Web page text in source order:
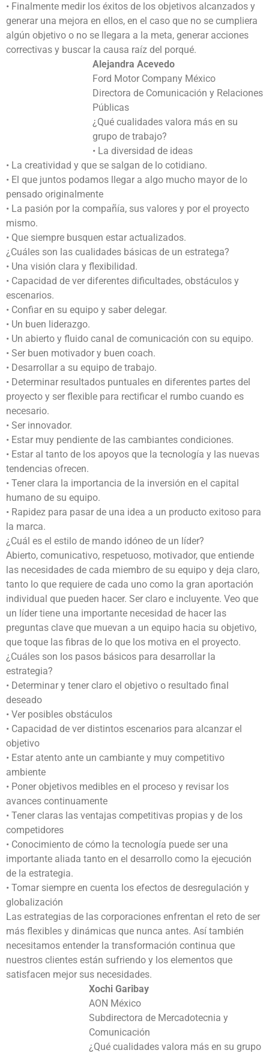
• Finalmente medir los éxitos de los objetivos alcanzados y
generar una mejora en ellos, en el caso que no se cumpliera
algún objetivo o no se llegara a la meta, generar acciones
correctivas y buscar la causa raíz del porqué.
Alejandra Acevedo
Ford Motor Company México
Directora de Comunicación y Relaciones
Públicas
¿Qué cualidades valora más en su
grupo de trabajo?
• La diversidad de ideas
• La creatividad y que se salgan de lo cotidiano.
• El que juntos podamos llegar a algo mucho mayor de lo
pensado originalmente
• La pasión por la compañía, sus valores y por el proyecto
mismo.
• Que siempre busquen estar actualizados.
¿Cuáles son las cualidades básicas de un estratega?
• Una visión clara y flexibilidad.
• Capacidad de ver diferentes dificultades, obstáculos y
escenarios.
• Confiar en su equipo y saber delegar.
• Un buen liderazgo.
• Un abierto y fluido canal de comunicación con su equipo.
• Ser buen motivador y buen coach.
• Desarrollar a su equipo de trabajo.
• Determinar resultados puntuales en diferentes partes del
proyecto y ser flexible para rectificar el rumbo cuando es
necesario.
• Ser innovador.
• Estar muy pendiente de las cambiantes condiciones.
• Estar al tanto de los apoyos que la tecnología y las nuevas
tendencias ofrecen.
• Tener clara la importancia de la inversión en el capital
humano de su equipo.
• Rapidez para pasar de una idea a un producto exitoso para
la marca.
¿Cuál es el estilo de mando idóneo de un líder?
Abierto, comunicativo, respetuoso, motivador, que entiende
las necesidades de cada miembro de su equipo y deja claro,
tanto lo que requiere de cada uno como la gran aportación
individual que pueden hacer. Ser claro e incluyente. Veo que
un líder tiene una importante necesidad de hacer las
preguntas clave que muevan a un equipo hacia su objetivo,
que toque las fibras de lo que los motiva en el proyecto.
¿Cuáles son los pasos básicos para desarrollar la
estrategia?
• Determinar y tener claro el objetivo o resultado final
deseado
• Ver posibles obstáculos
• Capacidad de ver distintos escenarios para alcanzar el
objetivo
• Estar atento ante un cambiante y muy competitivo
ambiente
• Poner objetivos medibles en el proceso y revisar los
avances continuamente
• Tener claras las ventajas competitivas propias y de los
competidores
• Conocimiento de cómo la tecnología puede ser una
importante aliada tanto en el desarrollo como la ejecución
de la estrategia.
• Tomar siempre en cuenta los efectos de desregulación y
globalización
Las estrategias de las corporaciones enfrentan el reto de ser
más flexibles y dinámicas que nunca antes. Así también
necesitamos entender la transformación continua que
nuestros clientes están sufriendo y los elementos que
satisfacen mejor sus necesidades.
Xochi Garibay
AON México
Subdirectora de Mercadotecnia y
Comunicación
¿Qué cualidades valora más en su grupo